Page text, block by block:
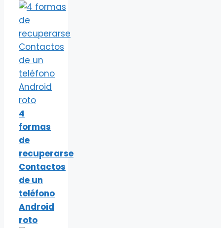
4
formas
de
recuperarse
Contactos
de un
teléfono
Android
roto